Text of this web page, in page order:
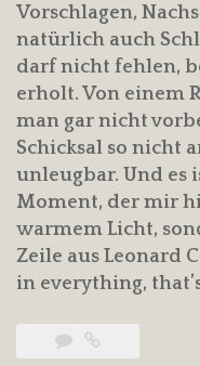
Vorschlagen,
natürlich auch
darf nicht fehlen,
erholt. Von einem
man gar nicht
Schicksal so nicht
unleugbar. Und es
Moment, der mir
warmem Licht,
Zeile aus Leonard
in everything,